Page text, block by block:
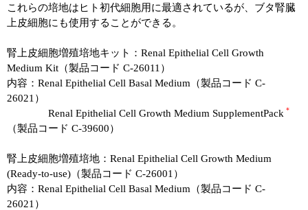
これらの培地はヒト初代細胞用に最適されているが、ブタ腎臓
上皮細胞にも使用することができる。
腎上皮細胞増殖培地キット：Renal Epithelial Cell Growth
Medium Kit（製品コード C-26011）
内容：Renal Epithelial Cell Basal Medium（製品コード C-
26021）
Renal Epithelial Cell Growth Medium SupplementPack ＊
（製品コード C-39600）
腎上皮細胞増殖培地：Renal Epithelial Cell Growth Medium
(Ready-to-use)（製品コード C-26001）
内容：Renal Epithelial Cell Basal Medium（製品コード C-
26021）